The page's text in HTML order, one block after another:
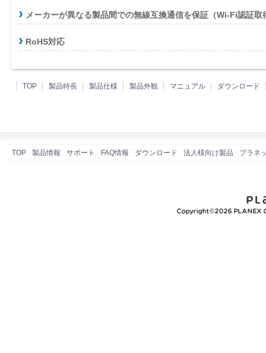
メーカーが異なる製品間での無線互換通信を保証（Wi-Fi認証取
RoHS対応
TOP 製品特長 製品仕様 製品外観 マニュアル ダウンロード
TOP 製品情報 サポート FAQ情報 ダウンロード 法人様向け製品 プラネ